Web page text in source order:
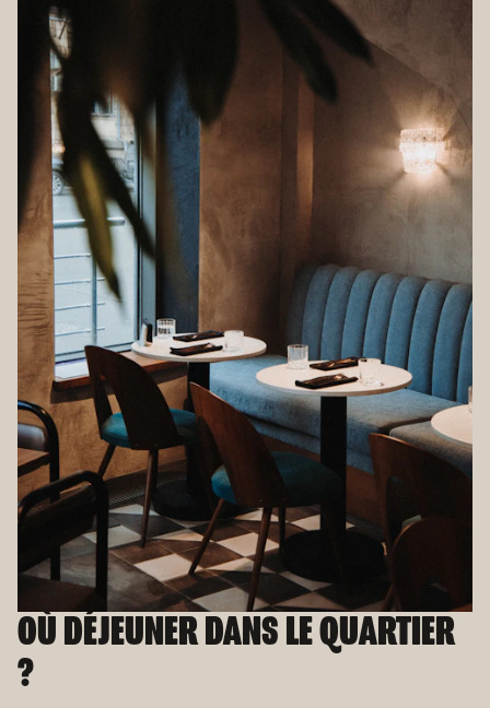
OÙ DÉJEUNER DANS LE QUARTIER
?